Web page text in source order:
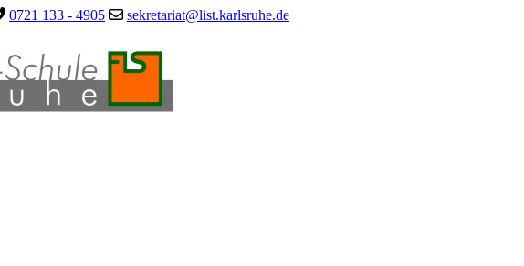
0721 133 - 4905 sekretariat@list.karlsruhe.de